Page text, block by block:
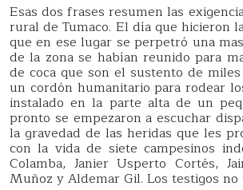
Esas dos frases resumen las
rural de Tumaco. El día que hicieron
que en ese lugar se perpetró una
de la zona se habían reunido para
de coca que son el sustento de
un cordón humanitario para rodear
instalado en la parte alta de un
pronto se empezaron a escuchar
la gravedad de las heridas que les
con la vida de siete campesinos
Colamba, Janier Usperto Cortés,
Muñoz y Aldemar Gil. Los testigos